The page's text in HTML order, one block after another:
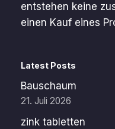
entstehen keine
einen Kauf eines
Latest Posts
Bauschaum
21. Juli 2026
zink tabletten